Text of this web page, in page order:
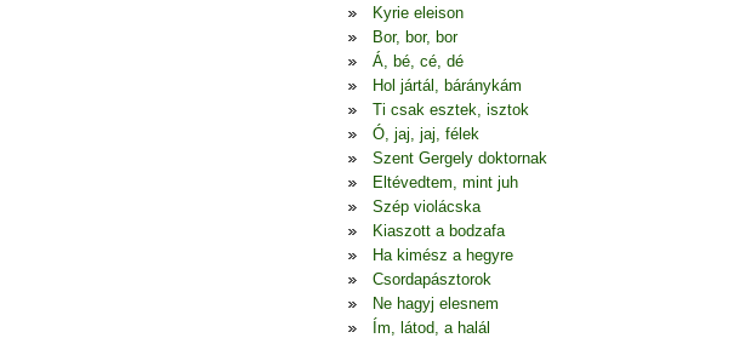
Kyrie eleison
Bor, bor, bor
Á, bé, cé, dé
Hol jártál, báránykám
Ti csak esztek, isztok
Ó, jaj, jaj, félek
Szent Gergely doktornak
Eltévedtem, mint juh
Szép violácska
Kiaszott a bodzafa
Ha kimész a hegyre
Csordapásztorok
Ne hagyj elesnem
Ím, látod, a halál